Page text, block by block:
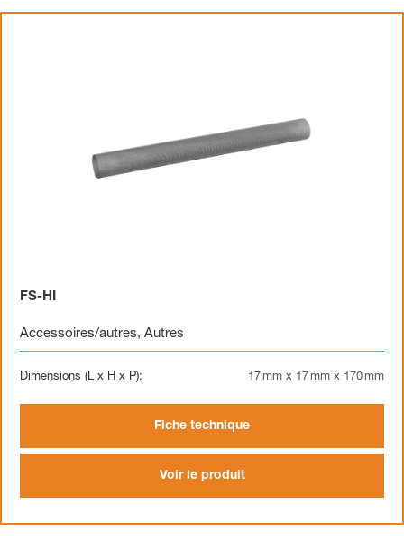
FS-HI
Accessoires/autres, Autres
Dimensions (L x H x P): 17 mm x 17 mm x 170 mm
Fiche technique
Voir le produit